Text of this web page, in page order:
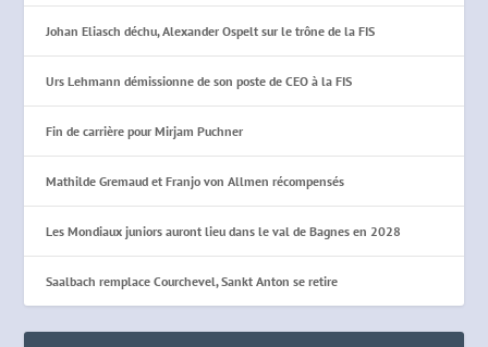
Johan Eliasch déchu, Alexander Ospelt sur le trône de la FIS
Urs Lehmann démissionne de son poste de CEO à la FIS
Fin de carrière pour Mirjam Puchner
Mathilde Gremaud et Franjo von Allmen récompensés
Les Mondiaux juniors auront lieu dans le val de Bagnes en 2028
Saalbach remplace Courchevel, Sankt Anton se retire